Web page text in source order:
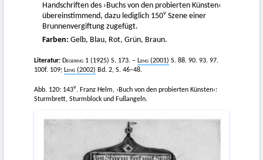
Handschriften des ›Buchs von den probierten Künsten‹
übereinstimmend, dazu lediglich 150v Szene einer
Brunnenvergiftung zugefügt.
Farben: Gelb, Blau, Rot, Grün, Braun.
Literatur: Degering 1 (1925) S. 173. – Leng (2001) S. 88. 90. 93. 97.
100f. 109; Leng (2002) Bd. 2, S. 46–48.
Abb. 120: 143v. Franz Helm, ›Buch von den probierten Künsten‹:
Sturmbrett, Sturmblock und Fußangeln.